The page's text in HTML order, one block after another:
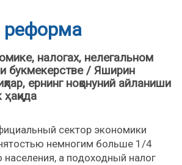
реформа
налогах, нелегальном
букмекерстве / Яширин
ернинг ноқонуний айланиши
сектор экономики
немногим больше 1/4
населения, а подоходный налог